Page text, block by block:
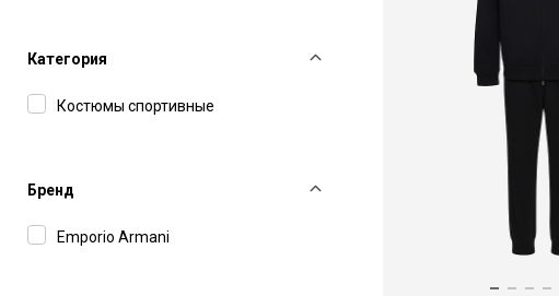
Категория
Костюмы спортивные
Бренд
Emporio Armani